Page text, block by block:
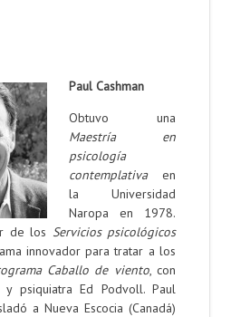
Paul Cashman
Obtuvo una
Maestría en
psicología
contemplativaen
la Universidad
Naropa en 1978.
de los Servicios psicológicos
innovador para tratar a los
Caballo de viento, con
y psiquiatra Ed Podvoll. Paul
a Nueva Escocia (Canadá)